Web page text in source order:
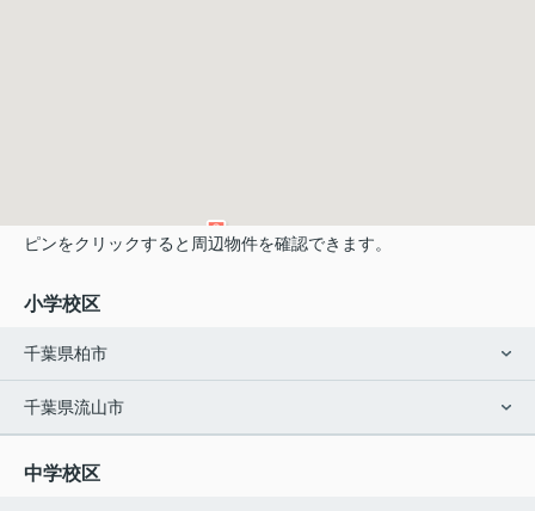
ピンをクリックすると周辺物件を確認できます。
小学校区
千葉県柏市
千葉県流山市
中学校区